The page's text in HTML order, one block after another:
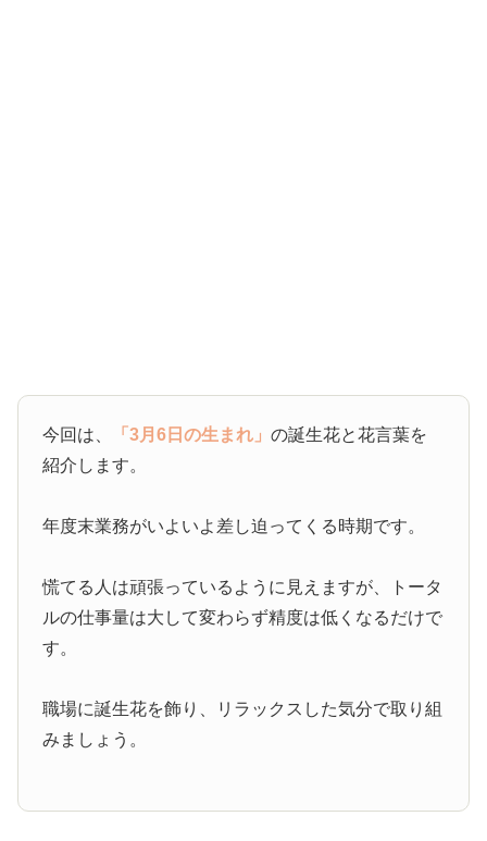
今回は、 「3月6日の生まれ」の誕生花と花言葉を
紹介します。
年度末業務がいよいよ差し迫ってくる時期です。
慌てる人は頑張っているように見えますが、トータ
ルの仕事量は大して変わらず精度は低くなるだけで
す。
職場に誕生花を飾り、リラックスした気分で取り組
みましょう。